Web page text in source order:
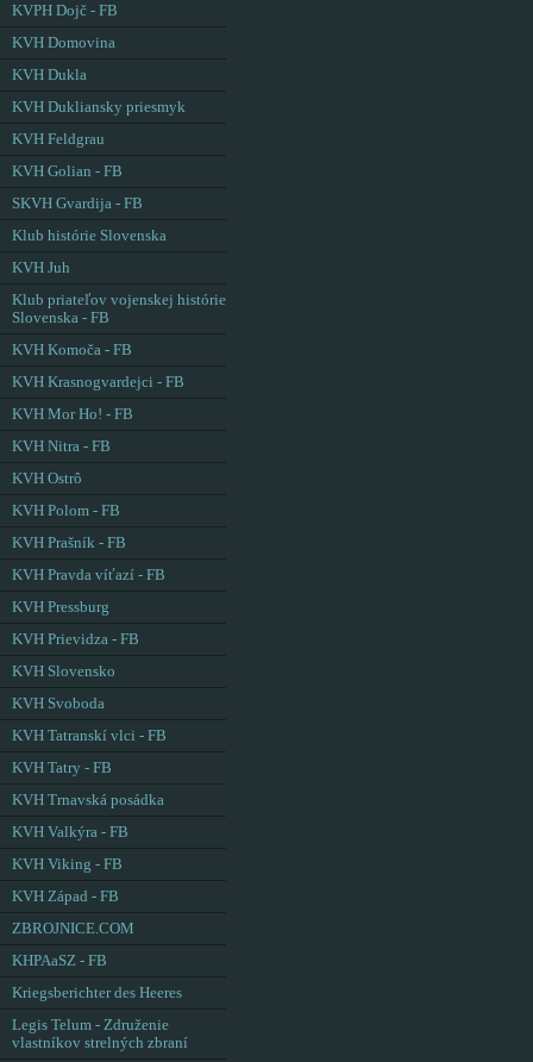
KVPH Dojč - FB
KVH Domovina
KVH Dukla
KVH Dukliansky priesmyk
KVH Feldgrau
KVH Golian - FB
SKVH Gvardija - FB
Klub histórie Slovenska
KVH Juh
Klub priateľov vojenskej histórie
Slovenska - FB
KVH Komoča - FB
KVH Krasnogvardejci - FB
KVH Mor Ho! - FB
KVH Nitra - FB
KVH Ostrô
KVH Polom - FB
KVH Prašník - FB
KVH Pravda víťazí - FB
KVH Pressburg
KVH Prievidza - FB
KVH Slovensko
KVH Svoboda
KVH Tatranskí vlci - FB
KVH Tatry - FB
KVH Trnavská posádka
KVH Valkýra - FB
KVH Viking - FB
KVH Západ - FB
ZBROJNICE.COM
KHPAaSZ - FB
Kriegsberichter des Heeres
Legis Telum - Združenie
vlastníkov strelných zbraní